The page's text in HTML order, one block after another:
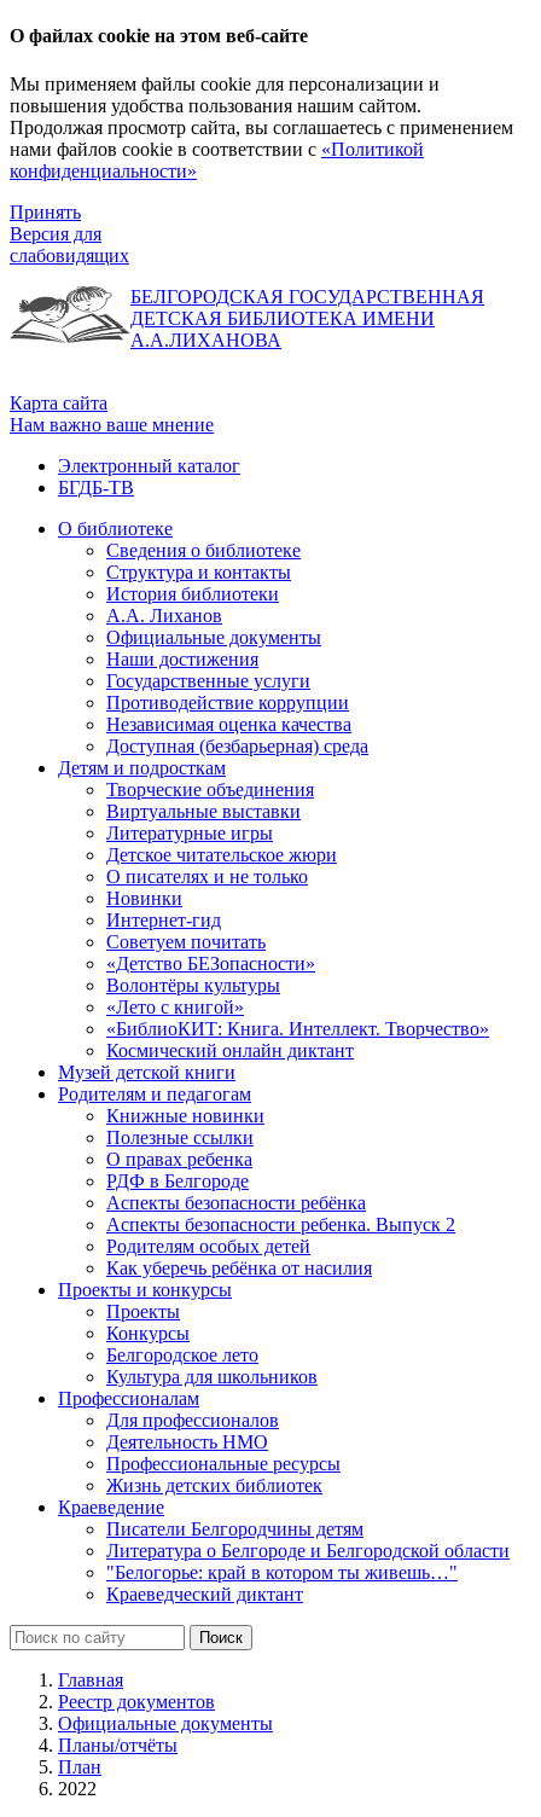
О файлах cookie на этом веб-сайте
Мы применяем файлы cookie для персонализации и
повышения удобства пользования нашим сайтом.
Продолжая просмотр сайта, вы соглашаетесь с применением
нами файлов cookie в соответствии с «Политикой
конфиденциальности»
Принять
Версия для
слабовидящих
БЕЛГОРОДСКАЯ ГОСУДАРСТВЕННАЯ
ДЕТСКАЯ БИБЛИОТЕКА ИМЕНИ
А.А.ЛИХАНОВА
Карта сайта
Нам важно ваше мнение
Электронный каталог
БГДБ-ТВ
О библиотеке
Сведения о библиотеке
Структура и контакты
История библиотеки
А.А. Лиханов
Официальные документы
Наши достижения
Государственные услуги
Противодействие коррупции
Независимая оценка качества
Доступная (безбарьерная) среда
Детям и подросткам
Творческие объединения
Виртуальные выставки
Литературные игры
Детское читательское жюри
О писателях и не только
Новинки
Интернет-гид
Советуем почитать
«Детство БЕЗопасности»
Волонтёры культуры
«Лето с книгой»
«БиблиоКИТ: Книга. Интеллект. Творчество»
Космический онлайн диктант
Музей детской книги
Родителям и педагогам
Книжные новинки
Полезные ссылки
О правах ребенка
РДФ в Белгороде
Аспекты безопасности ребёнка
Аспекты безопасности ребенка. Выпуск 2
Родителям особых детей
Как уберечь ребёнка от насилия
Проекты и конкурсы
Проекты
Конкурсы
Белгородское лето
Культура для школьников
Профессионалам
Для профессионалов
Деятельность НМО
Профессиональные ресурсы
Жизнь детских библиотек
Краеведение
Писатели Белгородчины детям
Литература о Белгороде и Белгородской области
"Белогорье: край в котором ты живешь…"
Краеведческий диктант
Главная
Реестр документов
Официальные документы
Планы/отчёты
План
2022